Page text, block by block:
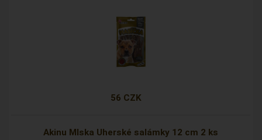
56 CZK
Akinu Mlska Uherské salámky 12 cm 2 ks